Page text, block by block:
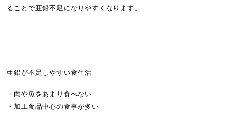
ることで亜鉛不足になりやすくなります。
亜鉛が不足しやすい食生活
・肉や魚をあまり食べない
・加工食品中心の食事が多い